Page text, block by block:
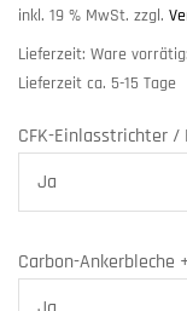
inkl. 19 % MwSt. zzgl.
Lieferzeit: Ware
Lieferzeit ca. 5-15 Tage
CFK-Einlasstrichter /
Carbon-Ankerbleche